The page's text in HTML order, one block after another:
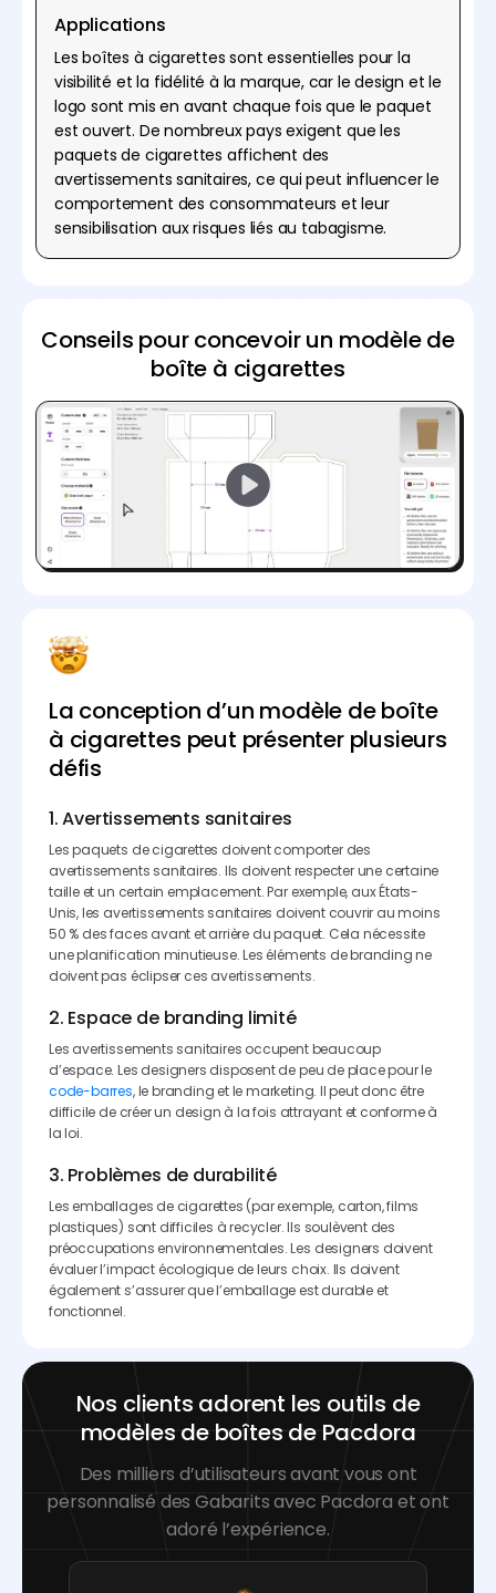
Applications
Les boîtes à cigarettes sont essentielles pour la
visibilité et la fidélité à la marque, car le design et le
logo sont mis en avant chaque fois que le paquet
est ouvert. De nombreux pays exigent que les
paquets de cigarettes affichent des
avertissements sanitaires, ce qui peut influencer le
comportement des consommateurs et leur
sensibilisation aux risques liés au tabagisme.
Conseils pour concevoir un modèle de
boîte à cigarettes
La conception d’un modèle de boîte
à cigarettes peut présenter plusieurs
défis
1. Avertissements sanitaires
Les paquets de cigarettes doivent comporter des
avertissements sanitaires. Ils doivent respecter une certaine
taille et un certain emplacement. Par exemple, aux États-
Unis, les avertissements sanitaires doivent couvrir au moins
50 % des faces avant et arrière du paquet. Cela nécessite
une planification minutieuse. Les éléments de branding ne
doivent pas éclipser ces avertissements.
2. Espace de branding limité
Les avertissements sanitaires occupent beaucoup
d’espace. Les designers disposent de peu de place pour le
code-barres, le branding et le marketing. Il peut donc être
difficile de créer un design à la fois attrayant et conforme à
la loi.
3. Problèmes de durabilité
Les emballages de cigarettes (par exemple, carton, films
plastiques) sont difficiles à recycler. Ils soulèvent des
préoccupations environnementales. Les designers doivent
évaluer l’impact écologique de leurs choix. Ils doivent
également s’assurer que l’emballage est durable et
fonctionnel.
Nos clients adorent les outils de
modèles de boîtes de Pacdora
Des milliers d’utilisateurs avant vous ont
personnalisé des Gabarits avec Pacdora et ont
adoré l’expérience.